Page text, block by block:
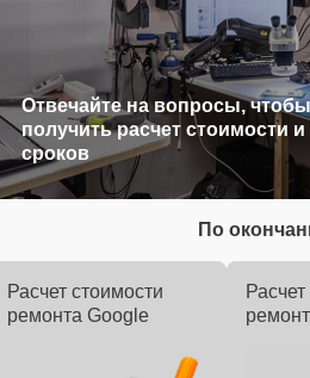
Отвечайте на вопросы, чтобы
получить расчет стоимости и
сроков
По
Расчет стоимости
ремонта Google